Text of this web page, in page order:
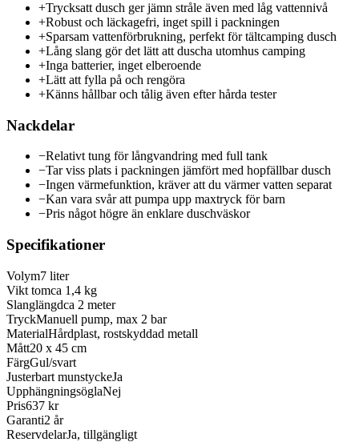
+Trycksatt dusch ger jämn stråle även med låg vattennivå
+Robust och läckagefri, inget spill i packningen
+Sparsam vattenförbrukning, perfekt för tältcamping dusch
+Lång slang gör det lätt att duscha utomhus camping
+Inga batterier, inget elberoende
+Lätt att fylla på och rengöra
+Känns hållbar och tålig även efter hårda tester
Nackdelar
−Relativt tung för långvandring med full tank
−Tar viss plats i packningen jämfört med hopfällbar dusch
−Ingen värmefunktion, kräver att du värmer vatten separat
−Kan vara svår att pumpa upp maxtryck för barn
−Pris något högre än enklare duschväskor
Specifikationer
Volym7 liter
Vikt tomca 1,4 kg
Slanglängdca 2 meter
TryckManuell pump, max 2 bar
MaterialHårdplast, rostskyddad metall
Mått20 x 45 cm
FärgGul/svart
Justerbart munstyckeJa
UpphängningsöglaNej
Pris637 kr
Garanti2 år
ReservdelarJa, tillgängligt